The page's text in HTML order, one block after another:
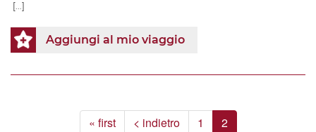
[...]
Aggiungi al mio viaggio
« first < indietro 1 2